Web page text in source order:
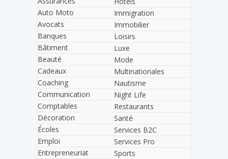
Auto Moto
Avocats
Banques
Bâtiment
Beauté
Cadeaux
Coaching
Communication
Comptables
Décoration
Écoles
Emploi
Entrepreneuriat
Immigration
Immobilier
Loisirs
Luxe
Mode
Multinationales
Nautisme
Night Life
Restaurants
Santé
Services B2C
Services Pro
Sports